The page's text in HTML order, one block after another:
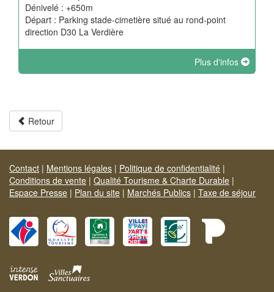
Dénivelé : +650m
Départ : Parking stade-cimetière situé au rond-point
direction D30 La Verdière
Plus d'infos
Retour
Contact | Mentions légales | Politique de confidentialité |
Conditions de vente | Qualité Tourisme & Charte Durable |
Espace Presse | Plan du site | Marchés Publics | Taxe de séjour